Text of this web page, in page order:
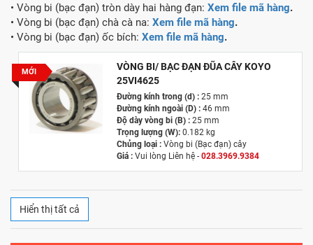
• Vòng bi (bạc đạn) tròn dày hai hàng đạn: Xem file mã hàng.
• Vòng bi (bạc đạn) chà cà na: Xem file mã hàng.
• Vòng bi (bạc đạn) ốc bích: Xem file mã hàng.
MỚI
VÒNG BI/ BẠC ĐẠN ĐŨA CÂY KOYO
25VI4625
Đường kính trong (d) : 25 mm
Đường kính ngoài (D) :46 mm
Độ dày vòng bi (B) :25 mm
Trọng lượng (W): 0.182 kg
Chủng loại : Vòng bi (Bạc đạn) cây
Giá :Vui lòng Liên hệ - 028.3969.9384
Hiển thị tất cả